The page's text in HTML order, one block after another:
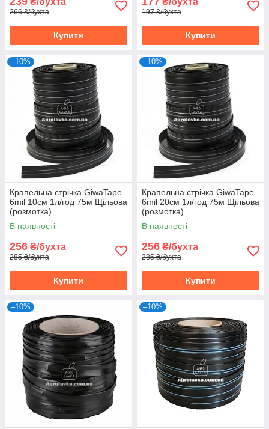
266 ₴/бухта
Купити
197 ₴/бухта
Купити
–10%
Крапельна стрічка GiwaTape
6mil 10см 1л/год 75м Щільова
(розмотка)
В наявності
256 ₴/бухта
285 ₴/бухта
Купити
–10%
Крапельна стрічка GiwaTape
6mil 20см 1л/год 75м Щільова
(розмотка)
В наявності
256 ₴/бухта
285 ₴/бухта
Купити
–10% –10%